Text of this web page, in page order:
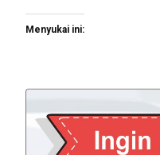
Menyukai ini: